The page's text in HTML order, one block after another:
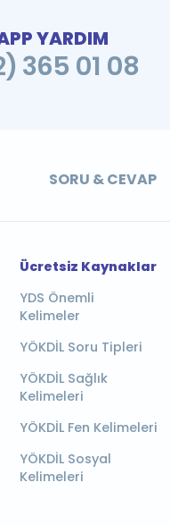
YARDIM
365 01 08
SORU & CEVAP
Ücretsiz Kaynaklar
YDS Önemli
Kelimeler
YÖKDİL Soru Tipleri
YÖKDİL Sağlık
Kelimeleri
YÖKDİL Fen Kelimeleri
YÖKDİL Sosyal
Kelimeleri